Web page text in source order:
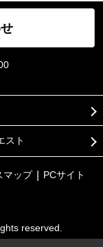
スト
マップ PCサイト
reserved.